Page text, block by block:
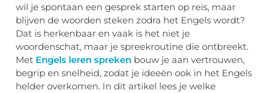
wil je spontaan een gesprek starten op reis, maar
blijven de woorden steken zodra het Engels wordt?
Dat is herkenbaar en vaak is het niet je
woordenschat, maar je spreekroutine die ontbreekt.
Met Engels leren spreken bouw je aan vertrouwen,
begrip en snelheid, zodat je ideeën ook in het Engels
helder overkomen. In dit artikel lees je welke